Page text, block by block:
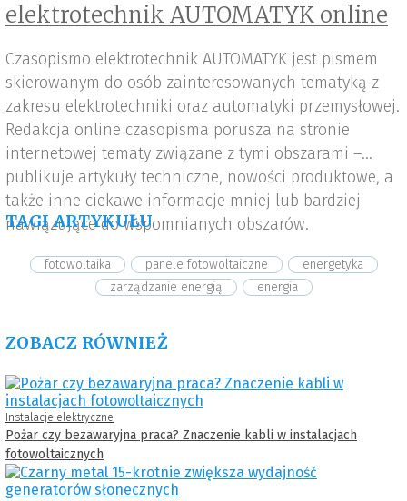
elektrotechnik AUTOMATYK online
Czasopismo elektrotechnik AUTOMATYK jest pismem
skierowanym do osób zainteresowanych tematyką z
zakresu elektrotechniki oraz automatyki przemysłowej.
Redakcja online czasopisma porusza na stronie
internetowej tematy związane z tymi obszarami –
publikuje artykuły techniczne, nowości produktowe, a
także inne ciekawe informacje mniej lub bardziej
nawiązujące do wspomnianych obszarów.
TAGI ARTYKUŁU
fotowoltaika panele fotowoltaiczne
energetyka
zarządzanie energią
energia
ZOBACZ RÓWNIEŻ
Instalacje elektryczne
Pożar czy bezawaryjna praca? Znaczenie kabli w instalacjach
fotowoltaicznych